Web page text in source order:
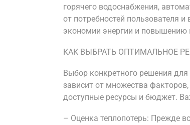
горячего водоснабжения,
от потребностей пользователя
экономии энергии и повышению
КАК ВЫБРАТЬ ОПТИМАЛЬНОЕ
Выбор конкретного решения
зависит от множества
доступные ресурсы и бюджет.
– Оценка теплопотерь: Прежде